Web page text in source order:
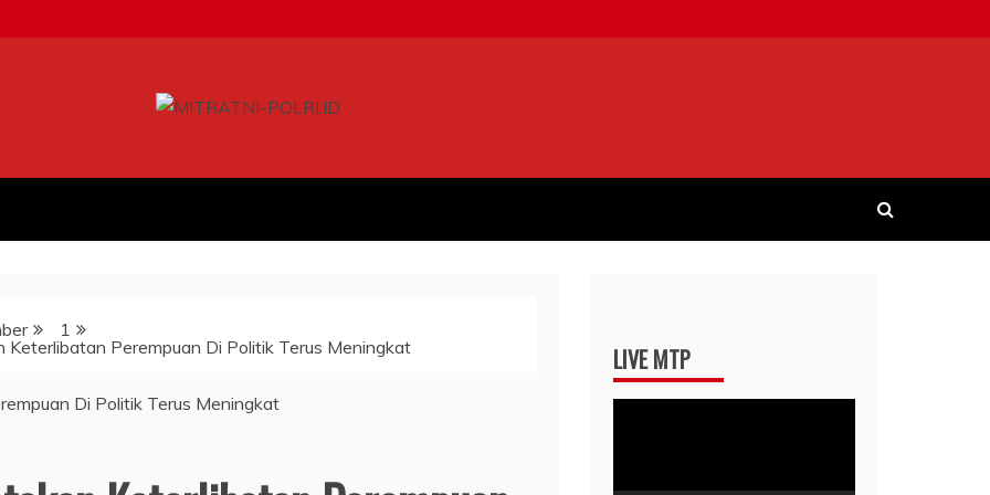
1
Keterlibatan Perempuan Di Politik Terus Meningkat
LIVE MTP